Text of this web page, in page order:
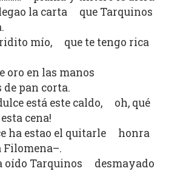
la carta que Tarquinos
mío, que te tengo rica
oro en las manos
de pan corta.
está este caldo, oh, qué
cena!
ha estao el quitarle honra
Filomena–.
oído Tarquinos desmayado